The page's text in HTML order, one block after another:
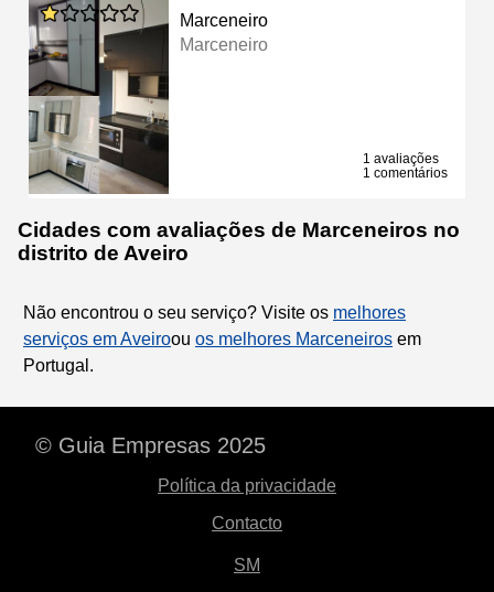
Marceneiro
Marceneiro
1 avaliações
1 comentários
Cidades com avaliações de Marceneiros no
distrito de Aveiro
Não encontrou o seu serviço? Visite os melhores
serviços em Aveiroou os melhores Marceneiros em
Portugal.
© Guia Empresas 2025
Política da privacidade
Contacto
SM